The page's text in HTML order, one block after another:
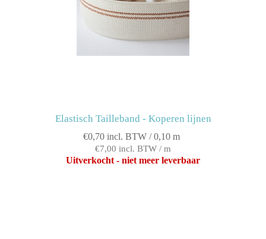
Elastisch Tailleband - Koperen lijnen
€0,70 incl. BTW / 0,10 m
€7,00 incl. BTW / m
Uitverkocht - niet meer leverbaar